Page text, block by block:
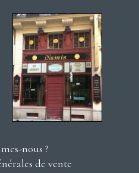
nous ?
de vente